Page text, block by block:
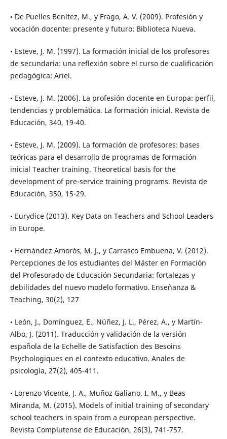
• De Puelles Benítez, M., y Frago, A. V. (2009). Profesión y
vocación docente: presente y futuro: Biblioteca Nueva.
• Esteve, J. M. (1997). La formación inicial de los profesores
de secundaria: una reflexión sobre el curso de cualificación
pedagógica: Ariel.
• Esteve, J. M. (2006). La profesión docente en Europa: perfil,
tendencias y problemática. La formación inicial. Revista de
Educación, 340, 19-40.
• Esteve, J. M. (2009). La formación de profesores: bases
teóricas para el desarrollo de programas de formación
inicial Teacher training. Theoretical basis for the
development of pre-service training programs. Revista de
Educación, 350, 15-29.
• Eurydice (2013). Key Data on Teachers and School Leaders
in Europe.
• Hernández Amorós, M. J., y Carrasco Embuena, V. (2012).
Percepciones de los estudiantes del Máster en Formación
del Profesorado de Educación Secundaria: fortalezas y
debilidades del nuevo modelo formativo. Enseñanza &
Teaching, 30(2), 127
• León, J., Domínguez, E., Núñez, J. L., Pérez, A., y Martín-
Albo, J. (2011). Traducción y validación de la versión
española de la Echelle de Satisfaction des Besoins
Psychologiques en el contexto educativo. Anales de
psicología, 27(2), 405-411.
• Lorenzo Vicente, J. A., Muñoz Galiano, I. M., y Beas
Miranda, M. (2015). Models of initial training of secondary
school teachers in spain from a european perspective.
Revista Complutense de Educación, 26(3), 741-757.